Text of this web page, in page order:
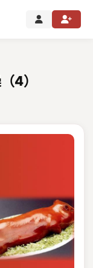
4）